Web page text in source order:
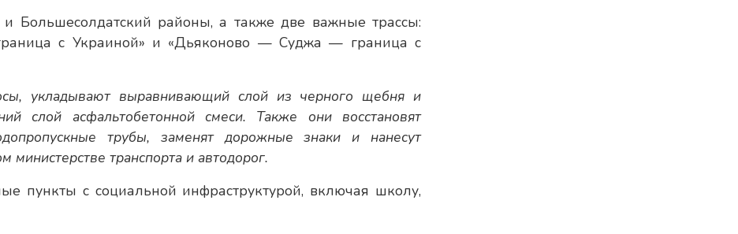
и Большесолдатский районы, а также две важные трассы:
с Украиной» и «Дьяконово — Суджа — граница с
укладывают выравнивающий слой из черного щебня и
слой асфальтобетонной смеси. Также они восстановят
трубы, заменят дорожные знаки и нанесут
министерстве транспорта и автодорог.
пункты с социальной инфраструктурой, включая школу,